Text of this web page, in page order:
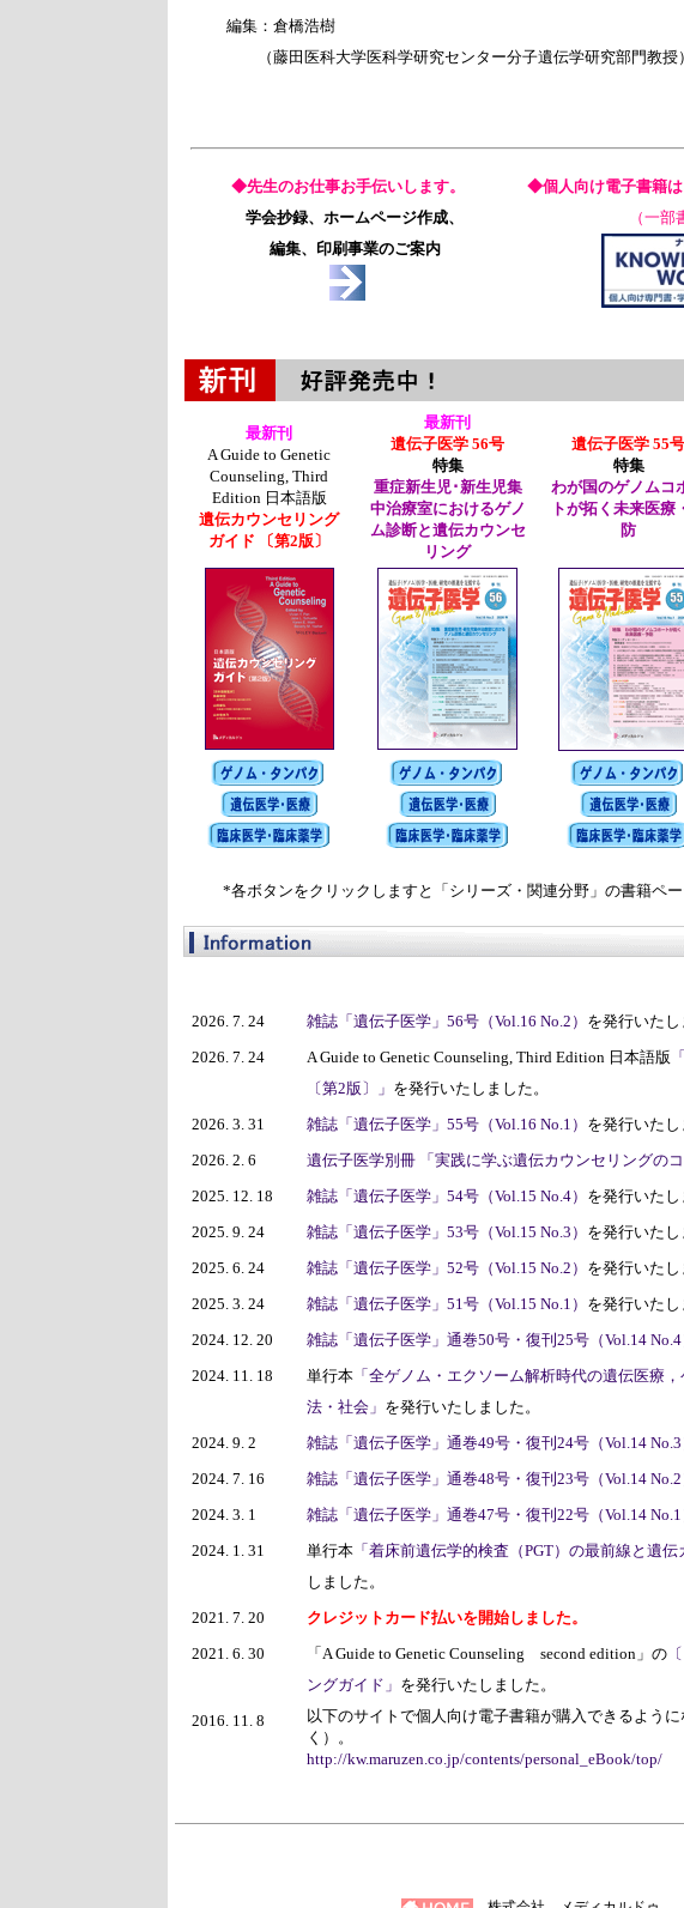
編集：倉橋浩樹
（藤田医科大学医科学研究センター分子遺伝学研究部門教授）
◆先生のお仕事お手伝いします。
学会抄録、ホームページ作成、
編集、印刷事業のご案内
◆個人向け電子書籍は
（一部
最新刊
A Guide to Genetic
Counseling, Third
Edition 日本語版
遺伝カウンセリング
ガイド 〔第2版〕
最新刊
遺伝子医学 56号
特集
重症新生児･新生児集
中治療室におけるゲノ
ム診断と遺伝カウンセ
リング
遺伝子医学 55号
特集
わが国のゲノムコ
トが拓く未来医療
防
*各ボタンをクリックしますと「シリーズ・関連分野」の書籍ペー
2026. 7. 24 雑誌「遺伝子医学」56号（Vol.16 No.2） を発行いたし
2026. 7. 24
A Guide to Genetic Counseling, Third Edition 日本語版
〔第2版〕」 を発行いたしました。
2026. 3. 31
雑誌「遺伝子医学」55号（Vol.16 No.1） を発行いたし
2026. 2. 6
遺伝子医学別冊 「実践に学ぶ遺伝カウンセリングのコ
2025. 12. 18
雑誌「遺伝子医学」54号（Vol.15 No.4） を発行いたし
2025. 9. 24
雑誌「遺伝子医学」53号（Vol.15 No.3） を発行いたし
2025. 6. 24
雑誌「遺伝子医学」52号（Vol.15 No.2） を発行いたし
2025. 3. 24
雑誌「遺伝子医学」51号（Vol.15 No.1） を発行いたし
2024. 12. 20
雑誌「遺伝子医学」通巻50号・復刊25号（Vol.14 No.4
2024. 11. 18
単行本 「全ゲノム・エクソーム解析時代の遺伝医療
法・社会」 を発行いたしました。
2024. 9. 2
雑誌「遺伝子医学」通巻49号・復刊24号（Vol.14 No.3
2024. 7. 16
雑誌「遺伝子医学」通巻48号・復刊23号（Vol.14 No.2
2024. 3. 1
雑誌「遺伝子医学」通巻47号・復刊22号（Vol.14 No.1
2024. 1. 31
単行本 「着床前遺伝学的検査（PGT）の最前線と遺伝
しました。
2021. 7. 20
クレジットカード払いを開始しました。
2021. 6. 30
「A Guide to Genetic Counseling second edition」の
ングガイド」 を発行いたしました。
2016. 11. 8
以下のサイトで個人向け電子書籍が購入できるよう
く）。
http://kw.maruzen.co.jp/contents/personal_eBook/top/